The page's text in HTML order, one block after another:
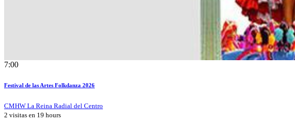
7:00
Festival de las Artes Folkdanza 2026
CMHW La Reina Radial del Centro
2 visitas en 19 hours